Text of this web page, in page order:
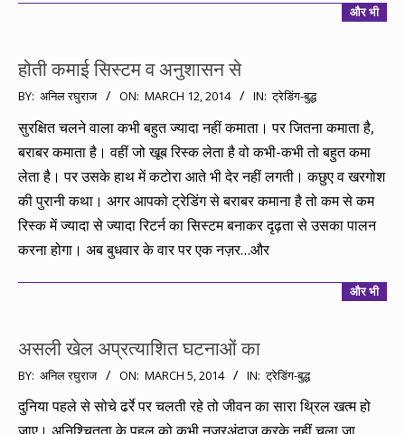
और भी
होती कमाई सिस्टम व अनुशासन से
2014-
03-
12
BY: अनिल रघुराज ON: MARCH 12, 2014 IN: ट्रेडिंग-बुद्ध
सुरक्षित चलने वाला कभी बहुत ज्यादा नहीं कमाता। पर जितना कमाता है,
बराबर कमाता है। वहीं जो खूब रिस्क लेता है वो कभी-कभी तो बहुत कमा
लेता है। पर उसके हाथ में कटोरा आते भी देर नहीं लगती। कछुए व खरगोश
की पुरानी कथा। अगर आपको ट्रेडिंग से बराबर कमाना है तो कम से कम
रिस्क में ज्यादा से ज्यादा रिटर्न का सिस्टम बनाकर दृढ़ता से उसका पालन
करना होगा। अब बुधवार के वार पर एक नज़र…और
और भी
असली खेल अप्रत्याशित घटनाओं का
2014-
03-
05
BY: अनिल रघुराज ON: MARCH 5, 2014 IN: ट्रेडिंग-बुद्ध
दुनिया पहले से सोचे ढर्रे पर चलती रहे तो जीवन का सारा थ्रिल खत्म हो